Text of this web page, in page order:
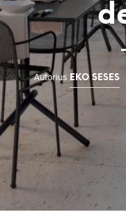
Autorius EKO SESES